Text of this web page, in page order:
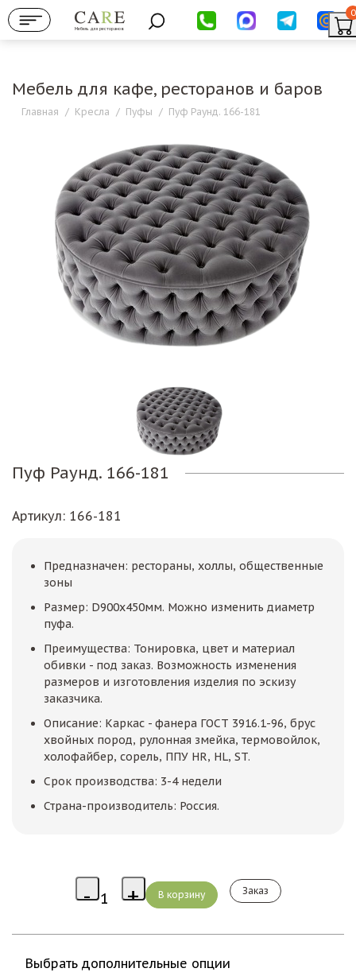
Мебель для ресторанов
0
Мебель для кафе, ресторанов и баров
Главная / Кресла / Пуфы / Пуф Раунд. 166-181
Пуф Раунд. 166-181
Артикул: 166-181
Предназначен: рестораны, холлы, общественные
зоны
Размер: D900х450мм. Можно изменить диаметр
пуфа.
Преимущества: Тонировка, цвет и материал
обивки - под заказ. Возможность изменения
размеров и изготовления изделия по эскизу
заказчика.
Описание: Каркас - фанера ГОСТ 3916.1-96, брус
хвойных пород, рулонная змейка, термовойлок,
холофайбер, сорель, ППУ HR, HL, ST.
Срок производства: 3-4 недели
Страна-производитель: Россия.
Заказ
Выбрать дополнительные опции